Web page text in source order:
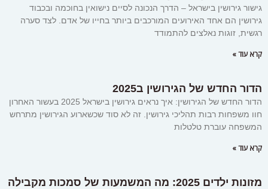
גישור גירושין בישראל – הדרך הנכונה לסיים נישואין בחוכמה ובכבוד
גירושין הם אחד האירועים המורכבים ביותר בחייו של אדם. לצד סערה
רגשית, זוגות נאלצים להתמודד
קרא עוד »
הדור החדש של הגירושין ב2025
הדור החדש של הגירושין: איך נראים גירושין בישראל 2025 בעשור האחרון
חוו משפחות רבות תהליכי גירושין. זה לא סוד שכשארוע הגירושין מתרחש
המשפחה עוברת טלטלות
קרא עוד »
מזונות ילדים 2025: מה המשמעות של סמכות מקבילה